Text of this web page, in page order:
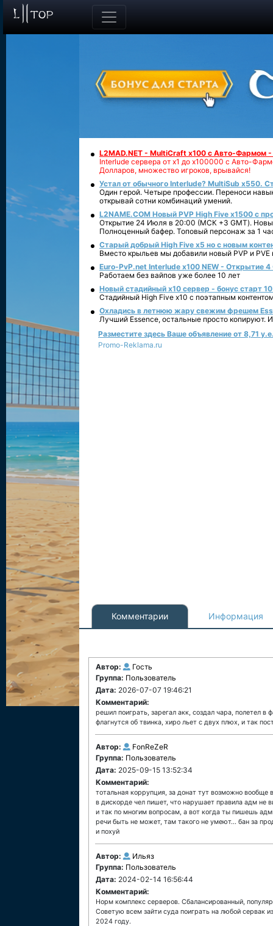
L2MAD.NET - MultiCraft x100 с Авто-Фармом
Interlude сервера от х1 до х100000 с Авто-
Долларов, множество игроков, врывайся!
Устал от обычного Interlude? MultiSub x550.
Один герой. Четыре профессии. Переноси
открывай сотни комбинаций умений.
L2NAME.COM Новый PVP High Five x1500 с
Открытие 24 Июля в 20:00 (МСК +3 GMT).
Полноценный бафер. Топовый персонаж за 1
Старый добрый High Five x5 но с новым
Вместо крыльев мы добавили новый PVP и PVE
Euro-PvP.net Interlude х100 NEW - Открытие 4
Работаем без вайпов уже более 10 лет
Новый стадийный х10 сервер - бонус старт
Стадийный High Five x10 с поэтапным
Охладись в летнюю жару свежим фрешем
Лучший Essence, остальные просто копируют.
Разместите здесь Ваше объявление от 8,71
Promo-Reklama.ru
Комментарии Информация
Автор:
Гость
Группа: Пользователь
Дата: 2026-07-07 19:46:21
Комментарий:
решил поиграть, зарегал акк, создал чара, полетел
флагнутся об твинка, хиро льет с двух плюх, и так
Автор:
FonReZeR
Группа: Пользователь
Дата: 2025-09-15 13:52:34
Комментарий:
тотальная коррупция, за донат тут возможно вообще
в дискорде чел пишет, что нарушает правила адм не
и так по многим вопросам, а вот когда ты пишешь
речи быть не может, там такого не умеют... бан за
и похуй
Автор:
Ильяз
Группа: Пользователь
Дата: 2024-02-14 16:56:44
Комментарий:
Норм комплекс серверов. Сбалансированный,
Советую всем зайти суда поиграть на любой сервак
2024 году.